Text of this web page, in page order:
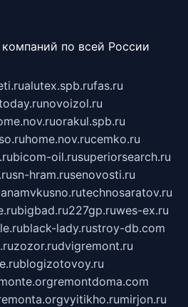
по всей России
alutex.spb.rufas.ru
novoizol.ru
orakul.spb.ru
home.nov.rucemko.ru
bicom-oil.rusuperiorsearch.ru
sn-hram.rusenovosti.ru
anamvkusno.rutechnosaratov.ru
bigbad.ru227gp.ruwes-ex.ru
black-lady.rustroy-db.com
zozor.rudvigremont.ru
blogizotovoy.ru
remontdoma.com
vyitikho.rumirjon.ru